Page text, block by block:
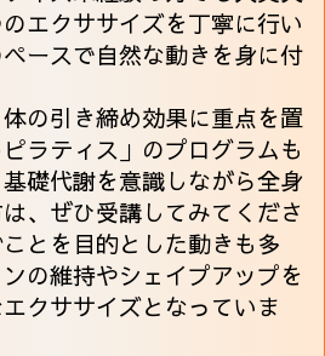
エクササイズを丁寧に行い
ースで自然な動きを身に付
の引き締め効果に重点を置
ラティス」のプログラムも
礎代謝を意識しながら全身
、ぜひ受講してみてくださ
とを目的とした動きも多
の維持やシェイプアップを
クササイズとなっていま